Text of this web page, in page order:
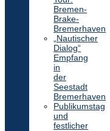
Bremen-
Brake-
Bremerhaven
„Nautischer
Dialog“
Empfang
in
der
Seestadt
Bremerhaven
Publikumstag
und
festlicher